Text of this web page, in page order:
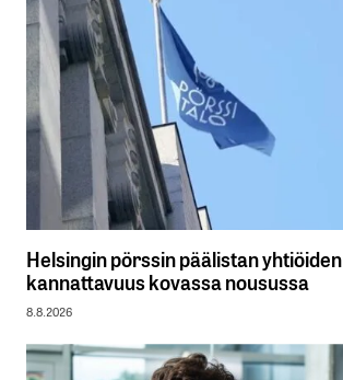
Helsingin pörssin päälistan yhtiöiden
kannattavuus kovassa nousussa
8.8.2026